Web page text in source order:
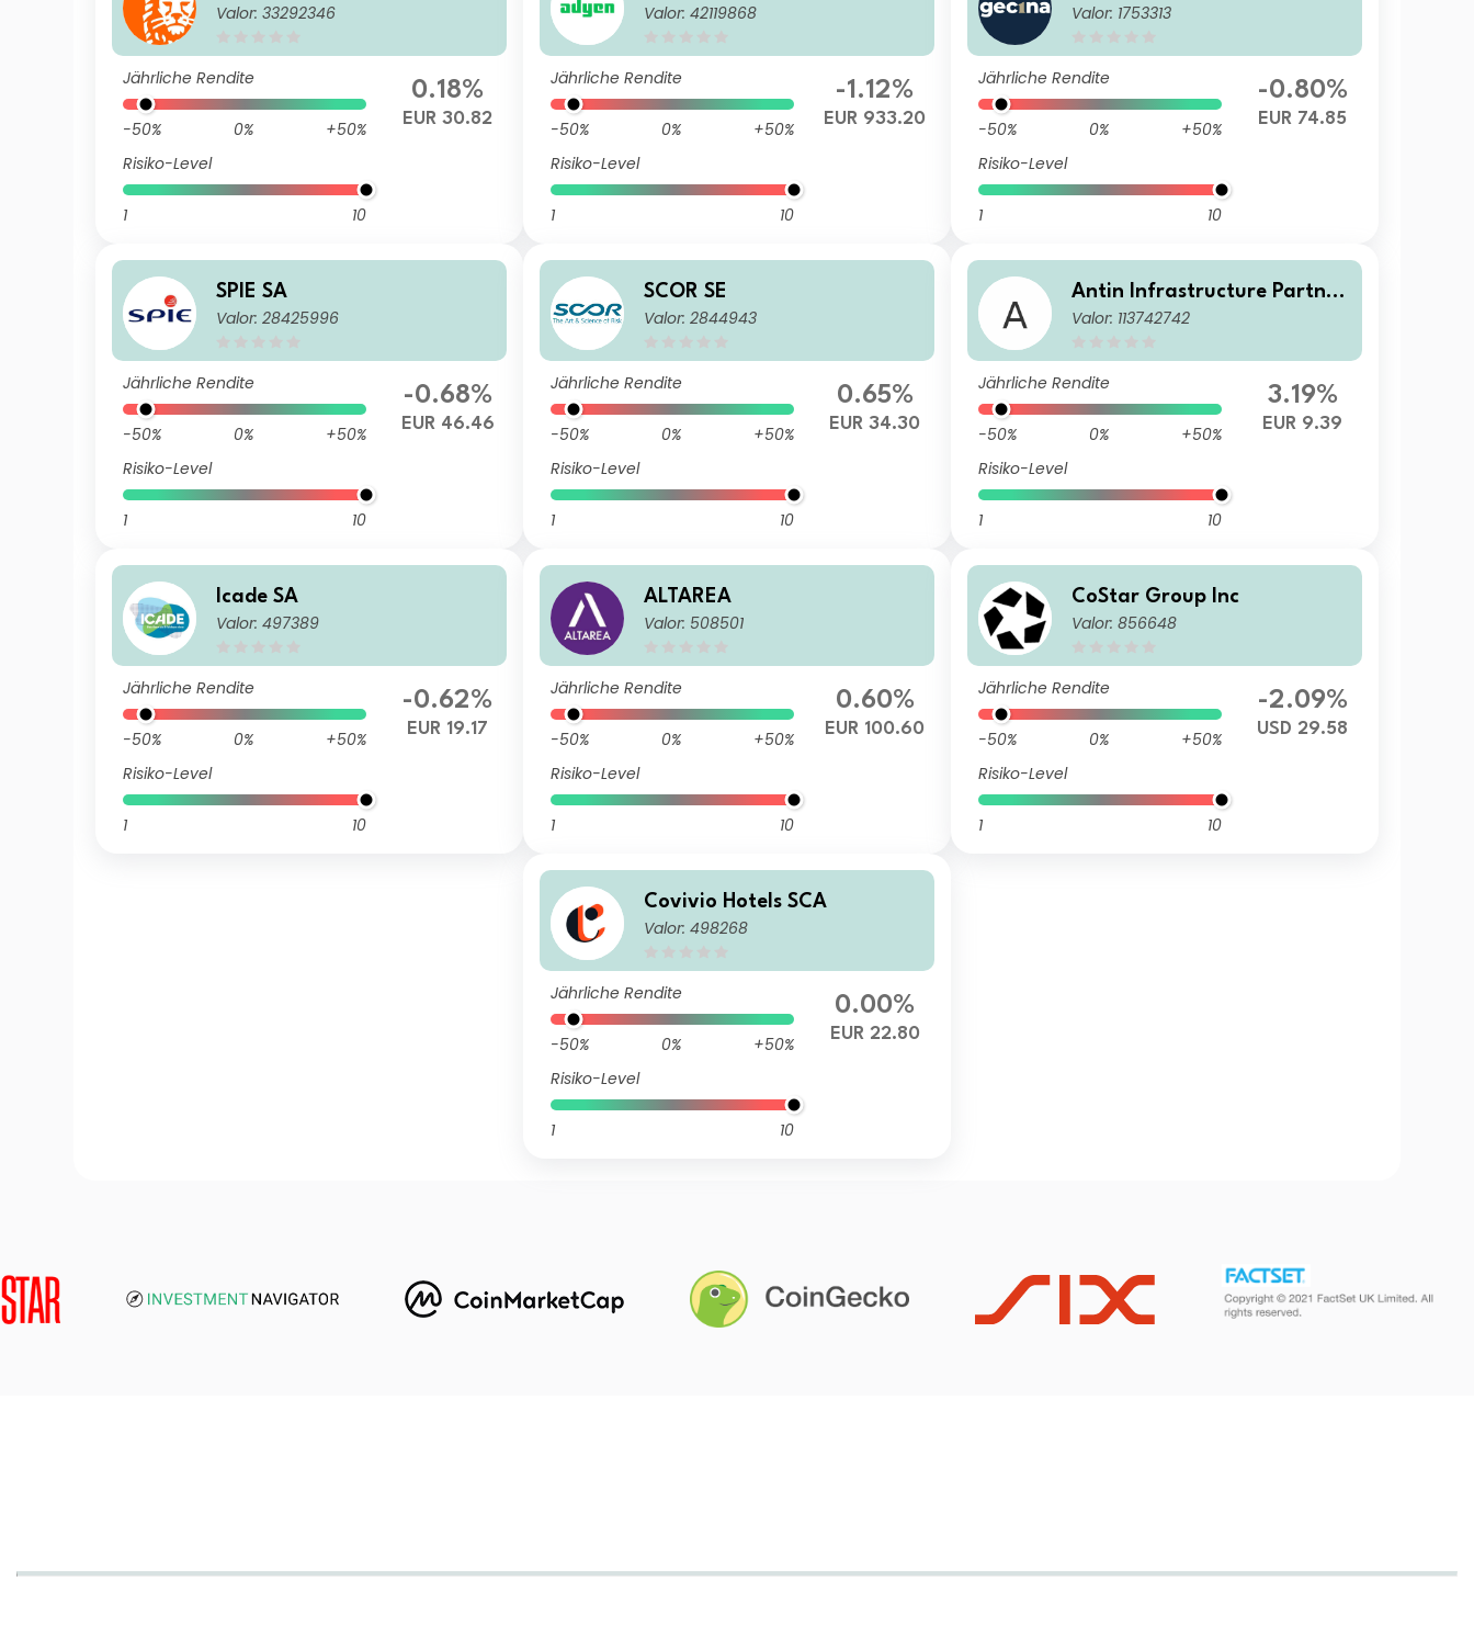
Valor: 33292346
Jährliche Rendite
-50% 0%
+50%
Risiko-Level
1 10
0.18%
EUR 30.82
Valor: 42119868
Jährliche Rendite
-50% 0%
+50%
Risiko-Level
1 10
-1.12%
EUR 933.20
Valor: 1753313
Jährliche Rendite
-50% 0%
+50%
Risiko-Level
1 10
-0.80%
EUR 74.85
SPIE SA
Valor: 28425996
Jährliche Rendite
-50% 0%
+50%
Risiko-Level
1 10
-0.68%
EUR 46.46
SCOR SE
Valor: 2844943
Jährliche Rendite
-50% 0%
+50%
Risiko-Level
1 10
0.65%
EUR 34.30
Antin Infrastructure Partner
s
Valor: 113742742
Jährliche Rendite
-50% 0%
+50%
Risiko-Level
1 10
3.19%
EUR 9.39
Icade SA
Valor: 497389
Jährliche Rendite
-50% 0%
+50%
Risiko-Level
1 10
-0.62%
EUR 19.17
ALTAREA
Valor: 508501
Jährliche Rendite
-50% 0%
+50%
Risiko-Level
1 10
0.60%
EUR 100.60
CoStar Group Inc
Valor: 856648
Jährliche Rendite
-50% 0%
+50%
Risiko-Level
1 10
-2.09%
USD 29.58
Covivio Hotels SCA
Valor: 498268
Jährliche Rendite
-50% 0%
+50%
Risiko-Level
1 10
0.00%
EUR 22.80